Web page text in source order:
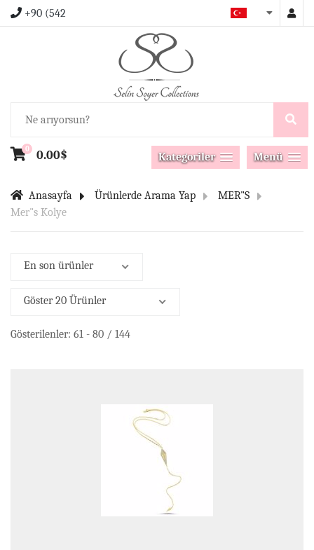
+90 (542
0 0.00$ Menü
Kategoriler
Anasayfa Ürünlerde Arama Yap
MER"S
Mer"s Kolye
En son ürünler
Göster 20 Ürünler
Gösterilenler: 61 - 80 / 144